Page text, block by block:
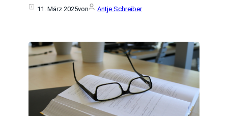
11. März 2025von Antje Schreiber